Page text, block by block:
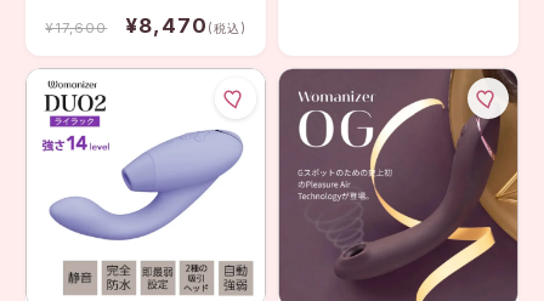
¥17,600 ¥8,470 (税込)